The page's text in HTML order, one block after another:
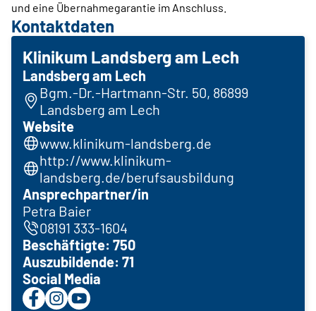
und eine Übernahmegarantie im Anschluss.
Kontaktdaten
Klinikum Landsberg am Lech
Landsberg am Lech
Bgm.-Dr.-Hartmann-Str. 50, 86899
Landsberg am Lech
Website
www.klinikum-landsberg.de
http://www.klinikum-
landsberg.de/berufsausbildung
Ansprechpartner/in
Petra Baier
08191 333-1604
Beschäftigte: 750
Auszubildende: 71
Social Media